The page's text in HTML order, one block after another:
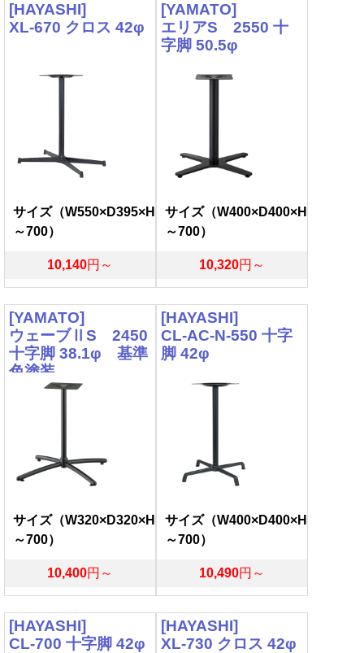
[HAYASHI]
XL-670 クロス 42φ
サイズ（W550×D395×H
～700）
10,140円～
[YAMATO]
エリアS 2550 十
字脚 50.5φ
サイズ（W400×D400×H
～700）
10,320円～
[YAMATO]
ウェーブⅡS 2450
十字脚 38.1φ 基準
色塗装
サイズ（W320×D320×H
～700）
10,400円～
[HAYASHI]
CL-AC-N-550 十字
脚 42φ
サイズ（W400×D400×H
～700）
10,490円～
[HAYASHI]
CL-700 十字脚 42φ
[HAYASHI]
XL-730 クロス 42φ